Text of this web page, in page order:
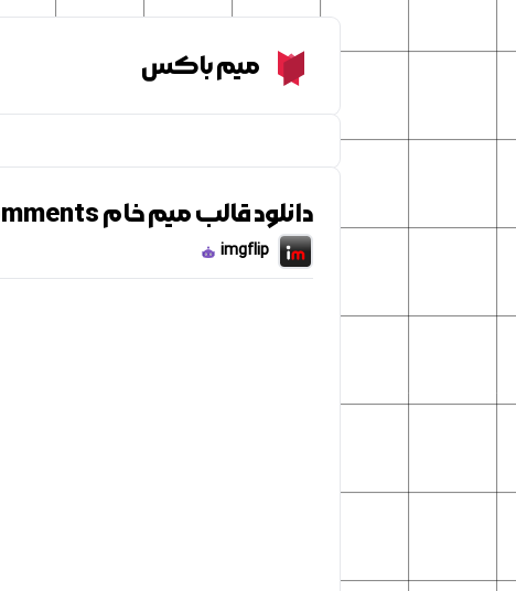
Meme Boxمیم باکس
دانلود قالب میم خام Gumball Here For The Comments!
imgflip